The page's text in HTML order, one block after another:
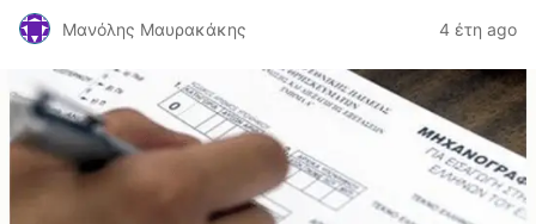
Μανόλης Μαυρακάκης 4 έτη ago